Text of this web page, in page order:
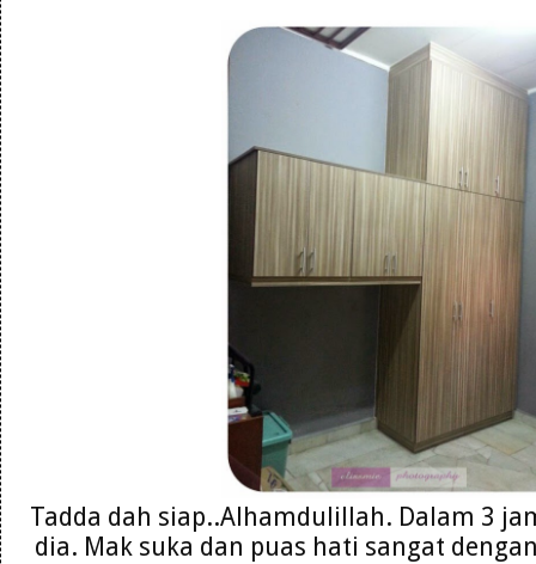
Tadda dah siap..Alhamdulillah. Dalam 3
dia. Mak suka dan puas hati sangat